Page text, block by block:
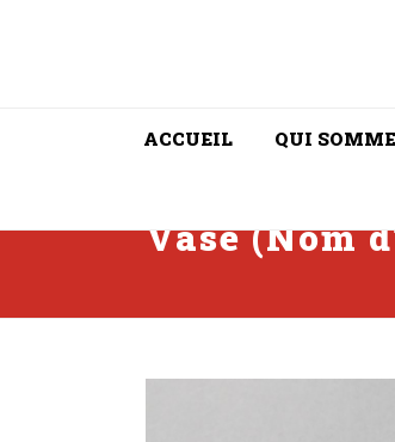
ACCUEIL QUI
Vase (Nom